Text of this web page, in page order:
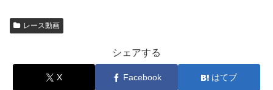
レース動画
シェアする
X Facebook はてブ